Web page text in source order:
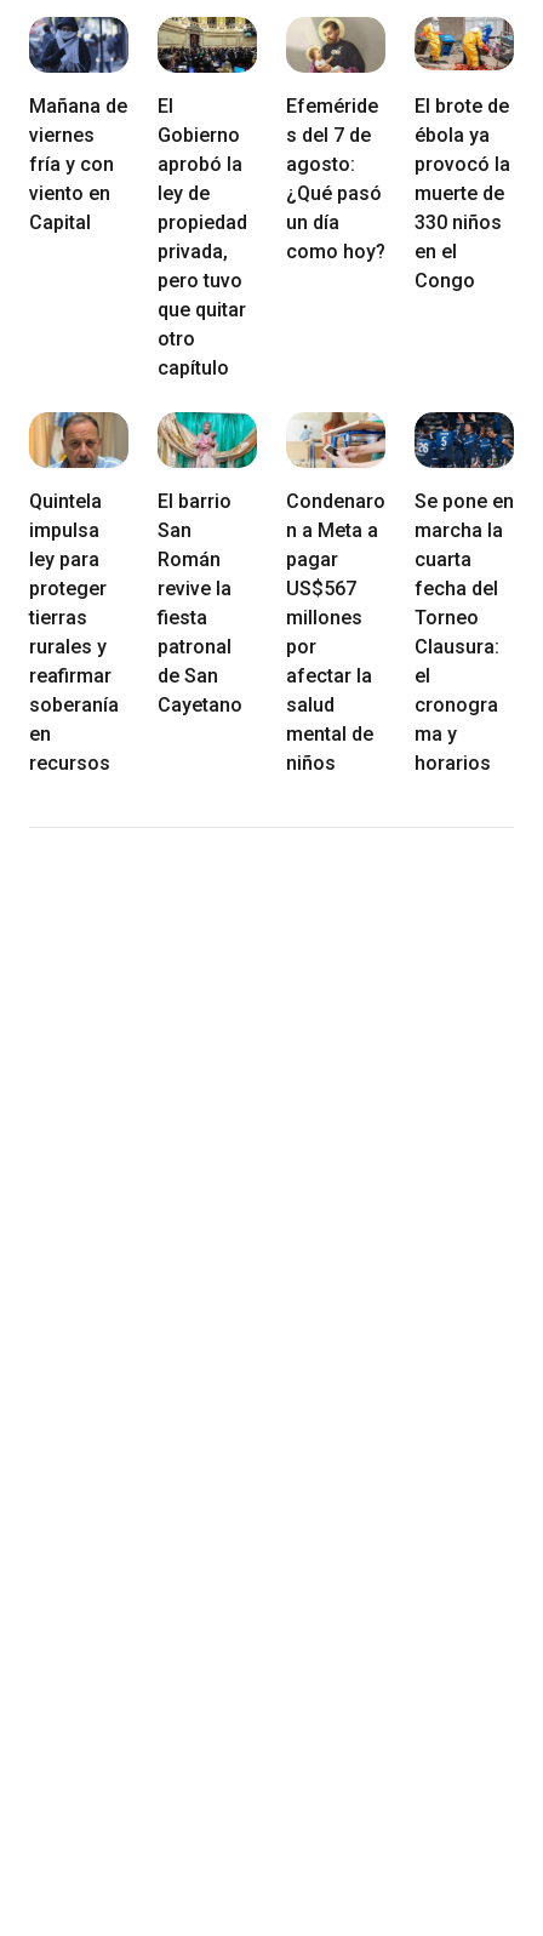
Mañana de
viernes
fría y con
viento en
Capital
El
Gobierno
aprobó la
ley de
propiedad
privada,
pero tuvo
que quitar
otro
capítulo
Efeméride
s del 7 de
agosto:
¿Qué pasó
un día
como hoy?
El brote de
ébola ya
provocó la
muerte de
330 niños
en el
Congo
Quintela
impulsa
ley para
proteger
tierras
rurales y
reafirmar
soberanía
en
recursos
El barrio
San
Román
revive la
fiesta
patronal
de San
Cayetano
Condenaro
n a Meta a
pagar
US$567
millones
por
afectar la
salud
mental de
niños
Se pone en
marcha la
cuarta
fecha del
Torneo
Clausura:
el
cronogra
ma y
horarios